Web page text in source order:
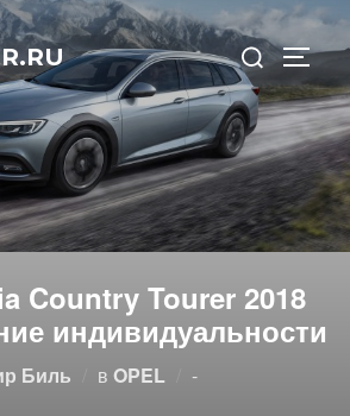
Искать:
Country Tourer 2018
индивидуальности
Биль в OPEL -Опубликовано